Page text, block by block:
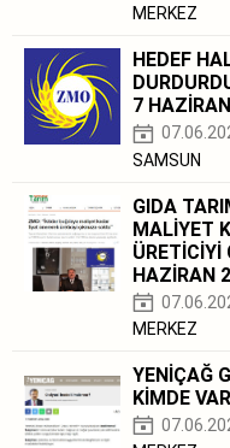
MERKEZ
HEDEF
7
SAMSUN
GIDA
MALİYET
HAZİRAN
MERKEZ
YENİÇAĞ
KİMDE